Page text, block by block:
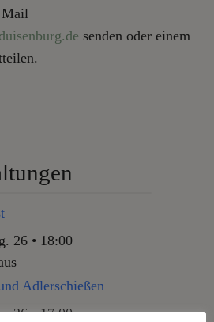
Mail
senden oder einem
26 • 18:00
Adlerschießen
26 • 17:00